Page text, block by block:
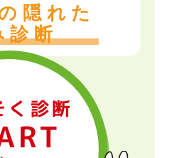
隠れた
診断
く診断